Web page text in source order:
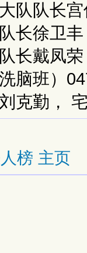
队队长
长徐卫
长戴凤
脑班）
克勤，
榜 主页